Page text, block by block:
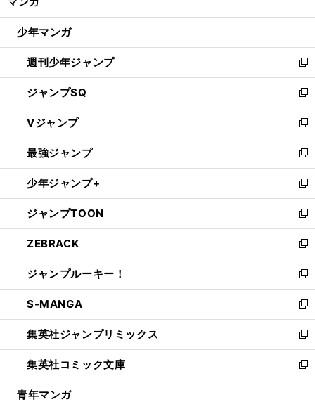
ウ
開
く
少年マンガ
週刊少年ジャンプ
新
し
い
ウ
ィ
ン
ド
ウ
で
開
く
ジャンプSQ
新
し
い
ウ
ィ
ン
ド
ウ
で
開
く
Vジャンプ
新
し
い
ウ
ィ
ン
ド
ウ
で
開
く
最強ジャンプ
新
し
い
ウ
ィ
ン
ド
ウ
で
開
く
少年ジャンプ+
新
し
い
ウ
ィ
ン
ド
ウ
で
開
く
ジャンプTOON
新
し
い
ウ
ィ
ン
ド
ウ
で
開
く
ZEBRACK
新
し
い
ウ
ィ
ン
ド
ウ
で
開
ジャンプルーキー！
新
し
い
ウ
ィ
ン
ド
ウ
S-MANGA
新
し
い
ウ
ィ
ン
集英社ジャンプリミックス
新
し
い
ウ
集英社コミック文庫
新
し
青年マンガ